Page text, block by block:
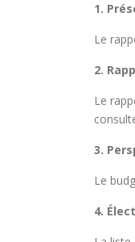
1.
Le
2.
Le
3.
Le
4.